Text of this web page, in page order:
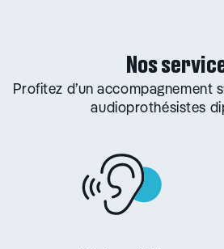
Nos
Profitez d’un accompagnement
audioprothésistes